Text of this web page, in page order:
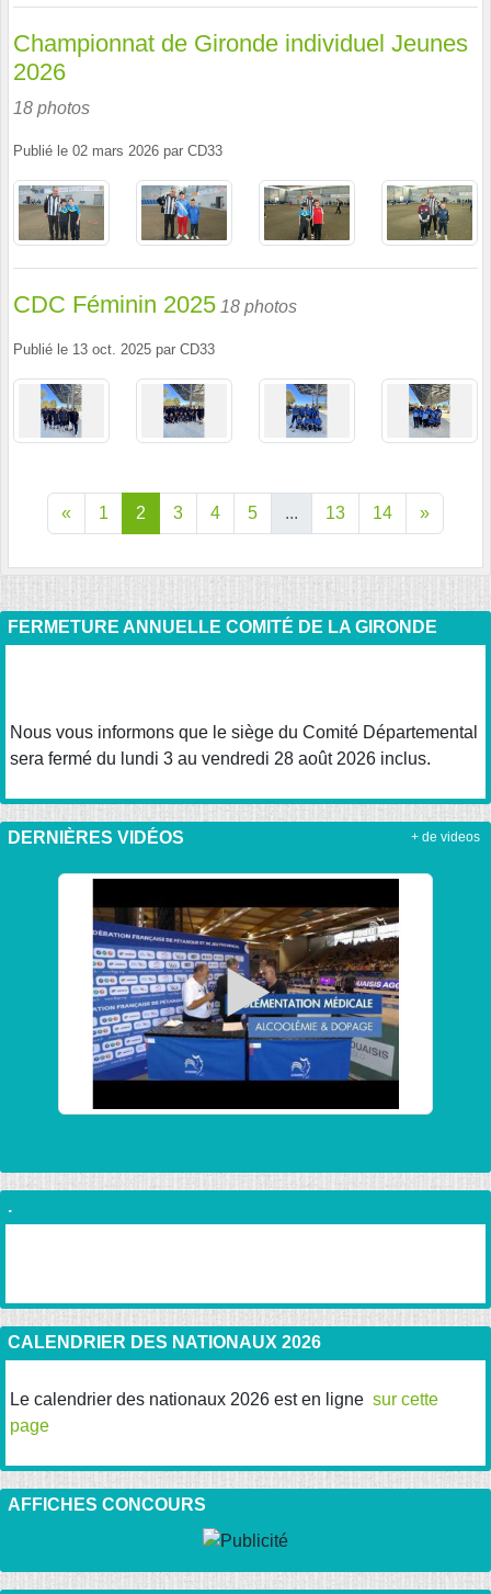
Championnat de Gironde individuel Jeunes
2026
18 photos
Publié le 02 mars 2026 par CD33
CDC Féminin 2025 18 photos
Publié le 13 oct. 2025 par CD33
« 1 2 3 4 5 ... 13 14 »
FERMETURE ANNUELLE COMITÉ DE LA GIRONDE
Nous vous informons que le siège du Comité Départemental
sera fermé du lundi 3 au vendredi 28 août 2026 inclus.
DERNIÈRES VIDÉOS + de videos
.
CALENDRIER DES NATIONAUX 2026
Le calendrier des nationaux 2026 est en ligne sur cette
page
AFFICHES CONCOURS